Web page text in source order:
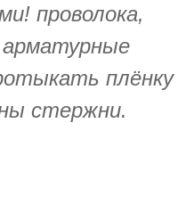
проволока,
плёнку
стержни.